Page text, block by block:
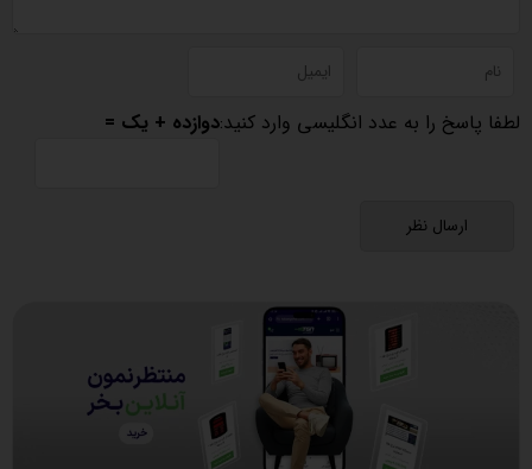
لطفا پاسخ را به عدد انگلیسی وارد کنید:دوازده + یک =